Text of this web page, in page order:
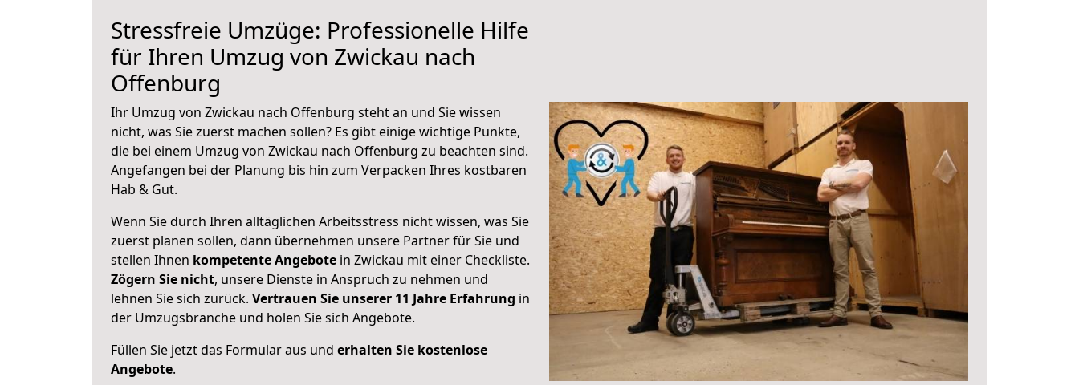
Stressfreie Umzüge: Professionelle Hilfe
für Ihren Umzug von Zwickau nach
Offenburg
Ihr Umzug von Zwickau nach Offenburg steht an und Sie wissen
nicht, was Sie zuerst machen sollen? Es gibt einige wichtige Punkte,
die bei einem Umzug von Zwickau nach Offenburg zu beachten sind.
Angefangen bei der Planung bis hin zum Verpacken Ihres kostbaren
Hab & Gut.
Wenn Sie durch Ihren alltäglichen Arbeitsstress nicht wissen, was Sie
zuerst planen sollen, dann übernehmen unsere Partner für Sie und
stellen Ihnen kompetente Angebote in Zwickau mit einer Checkliste.
Zögern Sie nicht, unsere Dienste in Anspruch zu nehmen und
lehnen Sie sich zurück. Vertrauen Sie unserer 11 Jahre Erfahrung in
der Umzugsbranche und holen Sie sich Angebote.
Füllen Sie jetzt das Formular aus und erhalten Sie kostenlose
Angebote.